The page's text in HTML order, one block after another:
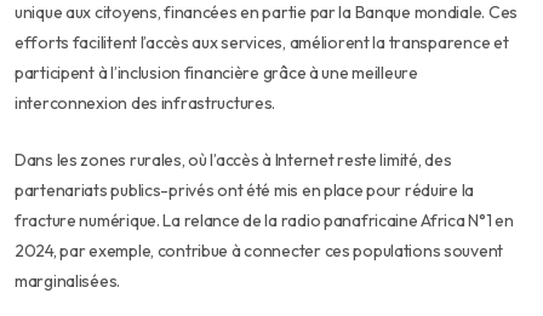
unique aux citoyens, financées en partie par la Banque mondiale. Ces
efforts facilitent l’accès aux services, améliorent la transparence et
participent à l’inclusion financière grâce à une meilleure
interconnexion des infrastructures.
Dans les zones rurales, où l’accès à Internet reste limité, des
partenariats publics-privés ont été mis en place pour réduire la
fracture numérique. La relance de la radio panafricaine Africa N°1 en
2024, par exemple, contribue à connecter ces populations souvent
marginalisées.